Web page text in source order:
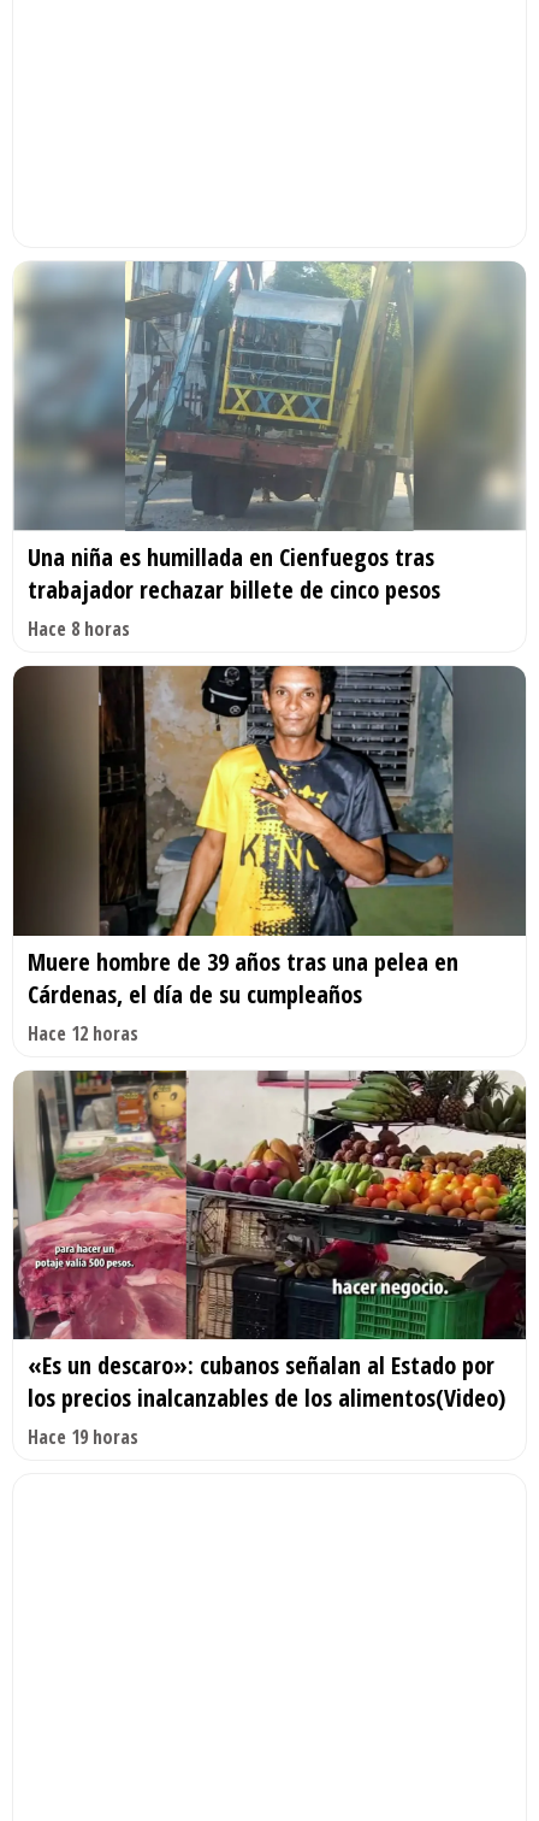
Una niña es humillada en Cienfuegos tras
trabajador rechazar billete de cinco pesos
Hace 8 horas
Muere hombre de 39 años tras una pelea en
Cárdenas, el día de su cumpleaños
Hace 12 horas
«Es un descaro»: cubanos señalan al Estado por
los precios inalcanzables de los alimentos(Video)
Hace 19 horas